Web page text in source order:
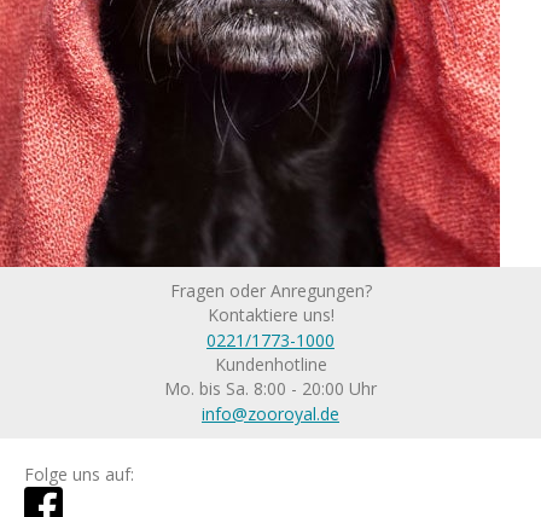
Fragen oder Anregungen?
Kontaktiere uns!
0221/1773-1000
Kundenhotline
Mo. bis Sa. 8:00 - 20:00 Uhr
info@zooroyal.de
Folge uns auf: